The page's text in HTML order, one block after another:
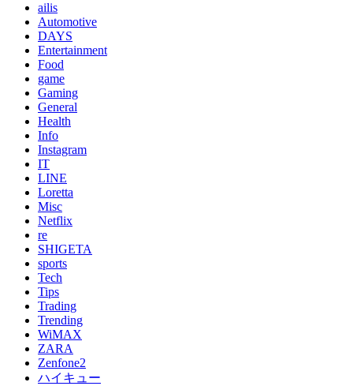
ailis
Automotive
DAYS
Entertainment
Food
game
Gaming
General
Health
Info
Instagram
IT
LINE
Loretta
Misc
Netflix
re
SHIGETA
sports
Tech
Tips
Trading
Trending
WiMAX
ZARA
Zenfone2
ハイキュー